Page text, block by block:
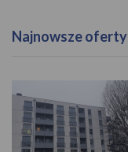
Najnowsze oferty